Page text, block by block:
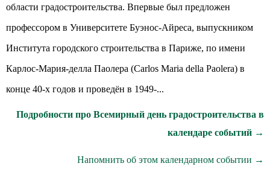
области градостроительства. Впервые был предложен
профессором в Университете Буэнос-Айреса, выпускником
Института городского строительства в Париже, по имени
Карлос-Мария-делла Паолера (Carlos Maria della Paolera) в
конце 40-х годов и проведён в 1949-...
Подробности про Всемирный день градостроительства в
календаре событий →
Напомнить об этом календарном событии →